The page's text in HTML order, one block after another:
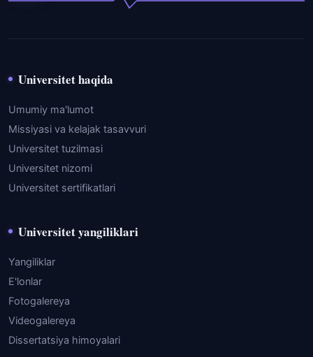
Universitet haqida
Umumiy ma'lumot
Missiyasi va kelajak tasavvuri
Universitet tuzilmasi
Universitet nizomi
Universitet sertifikatlari
Universitet yangiliklari
Yangiliklar
E'lonlar
Fotogalereya
Videogalereya
Dissertatsiya himoyalari